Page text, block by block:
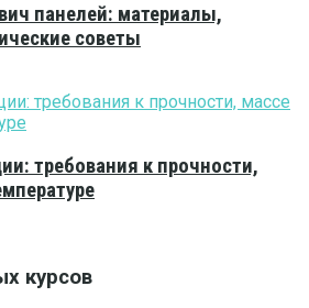
панелей: материалы,
советы
требования к прочности,
курсов